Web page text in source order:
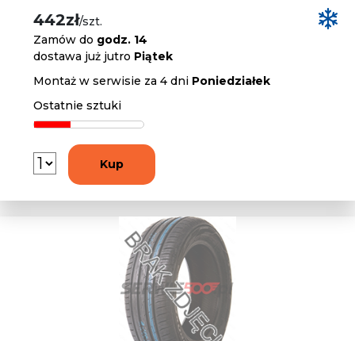
442zł/szt.
Zamów do godz. 14
dostawa już jutro Piątek
Montaż w serwisie za 4 dni Poniedziałek
Ostatnie sztuki
Kup